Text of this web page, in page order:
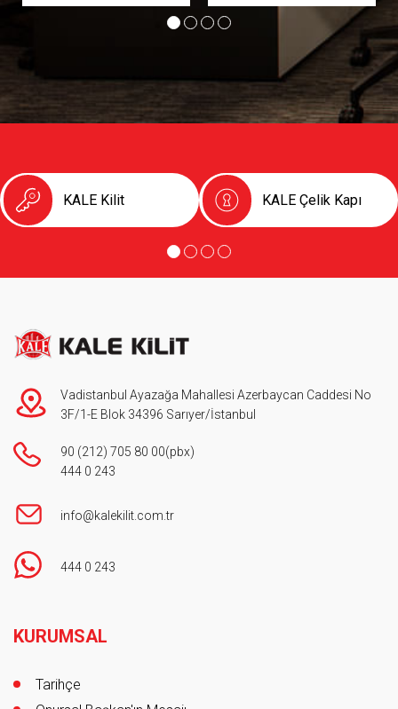
KALE Kilit KALE Çelik Kapı
Vadistanbul Ayazağa Mahallesi Azerbaycan Caddesi No
3F/1-E Blok 34396 Sarıyer/İstanbul
90 (212) 705 80 00(pbx)
444 0 243
info@kalekilit.com.tr
444 0 243
KURUMSAL
Tarihçe